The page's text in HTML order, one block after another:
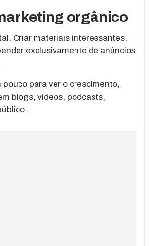
orgânico
Criar materiais interessantes,
exclusivamente de anúncios
para ver o crescimento,
blogs, vídeos, podcasts,